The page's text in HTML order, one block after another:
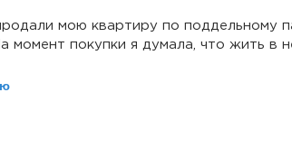
мою квартиру по
момент покупки я думала, что жить в